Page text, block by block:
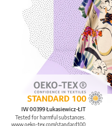
IW 00399 Łukasiewicz-ŁIT
Tested for harmful substances.
www.oeko-tex.com/standard100